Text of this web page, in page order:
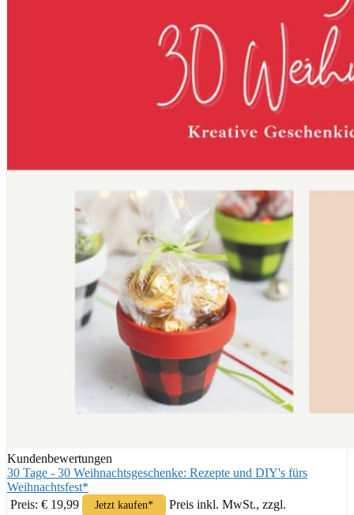
Kundenbewertungen
30 Tage - 30 Weihnachtsgeschenke: Rezepte und DIY's fürs
Weihnachtsfest*
Preis: € 19,99
Jetzt kaufen*
Preis inkl. MwSt., zzgl.